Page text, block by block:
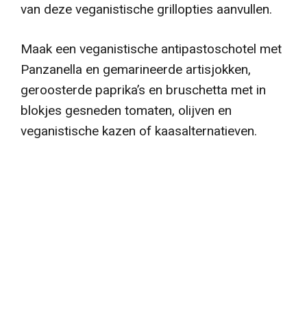
van deze veganistische grillopties aanvullen.
Maak een veganistische antipastoschotel met
Panzanella en gemarineerde artisjokken,
geroosterde paprika’s en bruschetta met in
blokjes gesneden tomaten, olijven en
veganistische kazen of kaasalternatieven.